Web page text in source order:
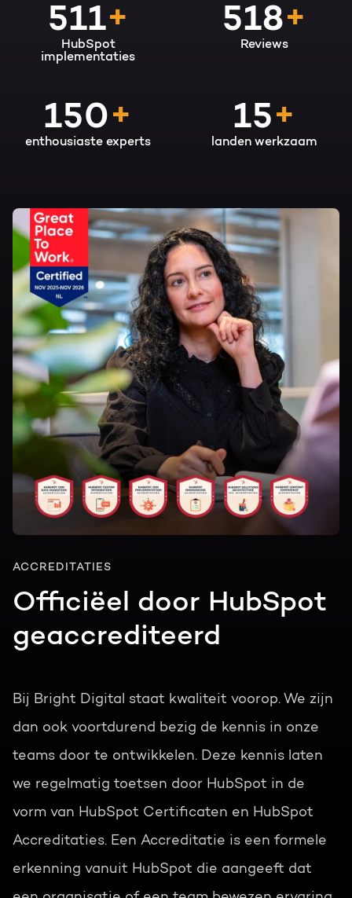
950+
HubSpot
implementaties
600+
Reviews
150+
enthousiaste experts
15+
landen werkzaam
ACCREDITATIES
Officiëel door HubSpot
geaccrediteerd
Bij Bright Digital staat kwaliteit voorop. We zijn
dan ook voortdurend bezig de kennis in onze
teams door te ontwikkelen. Deze kennis laten
we regelmatig toetsen door HubSpot in de
vorm van HubSpot Certificaten en HubSpot
Accreditaties. Een Accreditatie is een formele
erkenning vanuit HubSpot die aangeeft dat